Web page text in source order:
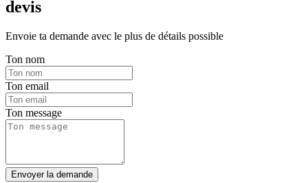
devis
Envoie ta demande avec le plus de détails possible
Ton nom
Ton email
Ton message
Envoyer la demande